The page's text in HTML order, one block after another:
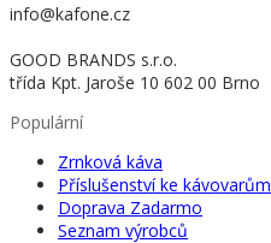
info@kafone.cz
GOOD BRANDS s.r.o.
třída Kpt. Jaroše 10 602 00 Brno
Populární
Zrnková káva
Příslušenství ke kávovarům
Doprava Zadarmo
Seznam výrobců